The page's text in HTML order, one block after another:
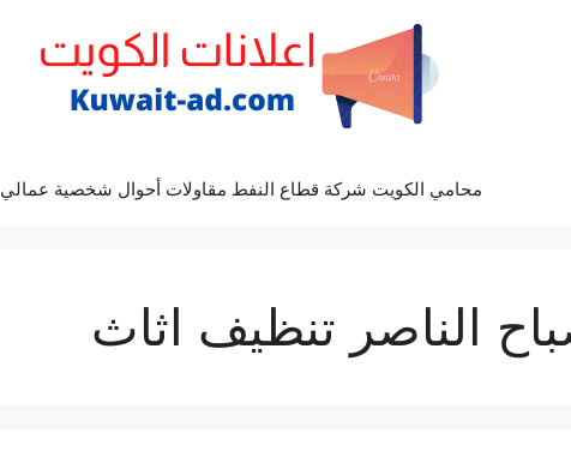
محامي الكويت شركة قطاع النفط مقاولات أحوال شخصية عمالي
الناصر تنظيف اثاث